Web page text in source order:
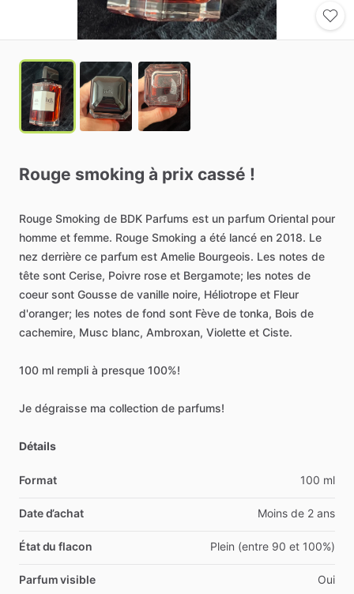
Rouge smoking à prix cassé !
Rouge Smoking de BDK Parfums est un parfum Oriental pour
homme et femme. Rouge Smoking a été lancé en 2018. Le
nez derrière ce parfum est Amelie Bourgeois. Les notes de
tête sont Cerise, Poivre rose et Bergamote; les notes de
coeur sont Gousse de vanille noire, Héliotrope et Fleur
d'oranger; les notes de fond sont Fève de tonka, Bois de
cachemire, Musc blanc, Ambroxan, Violette et Ciste.
100 ml rempli à presque 100%!
Je dégraisse ma collection de parfums!
Détails
Format 100 ml
Date d’achat Moins de 2 ans
État du flacon Plein (entre 90 et 100%)
Parfum visible Oui